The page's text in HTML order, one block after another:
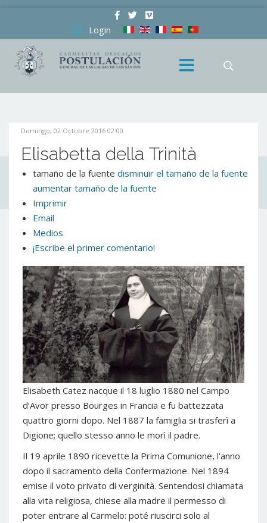
Login
Domingo, 02 Octubre 2016 02:00
Elisabetta della Trinità
tamaño de la fuente disminuir el tamaño de la fuente
aumentar tamaño de la fuente
Imprimir
Email
Medios
¡Escribe el primer comentario!
Elisabeth Catez nacque il 18 luglio 1880 nel Campo
d’Avor presso Bourges in Francia e fu battezzata
quattro giorni dopo. Nel 1887 la famiglia si trasferì a
Digione; quello stesso anno le morì il padre.
Il 19 aprile 1890 ricevette la Prima Comunione, l'anno
dopo il sacramento della Confermazione. Nel 1894
emise il voto privato di verginità. Sentendosi chiamata
alla vita religiosa, chiese alla madre il permesso di
poter entrare al Carmelo: poté riuscirci solo al